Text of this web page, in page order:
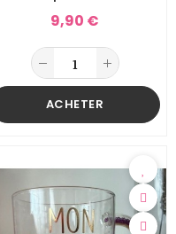
9,90 €
ACHETER